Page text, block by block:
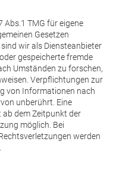
Abs.1 TMG für eigene
Gesetzen
wir als Diensteanbieter
gespeicherte fremde
Umständen zu forschen,
Verpflichtungen zur
von Informationen nach
unberührt. Eine
dem Zeitpunkt der
möglich. Bei
werden